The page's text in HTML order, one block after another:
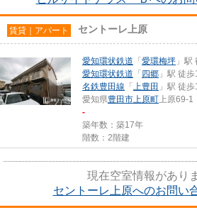
賃貸｜アパート セントーレ上原
愛知環状鉄道 「 愛環梅坪 」駅
愛知環状鉄道 「 四郷 」駅 徒
名鉄豊田線 「 上豊田 」駅 徒
愛知県豊田市上原町上原69-1
-
築年数：築17年
階数：2階建
現在空室情報があり
セントーレ上原へのお問い